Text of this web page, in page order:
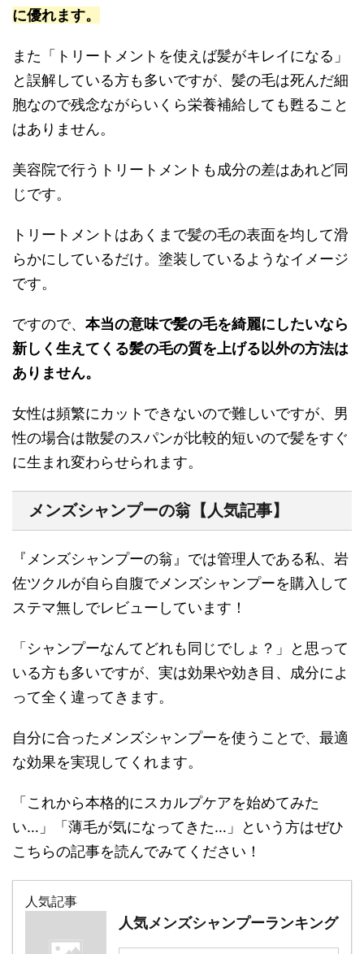
に優れます。
また 「トリートメントを使えば髪がキレイになる」
と誤解している方も多いですが、髪の毛は死んだ細
胞なので残念ながらいくら栄養補給しても甦ること
はありません。
美容院で行うトリートメントも成分の差はあれど同
じです。
トリートメントはあくまで髪の毛の表面を均して滑
らかにしているだけ。塗装しているようなイメージ
です。
ですので、 本当の意味で髪の毛を綺麗にしたいなら
新しく生えてくる髪の毛の質を上げる以外の方法は
ありません。
女性は頻繁にカットできないので難しいですが、男
性の場合は散髪のスパンが比較的短いので髪をすぐ
に生まれ変わらせられます。
メンズシャンプーの翁【人気記事】
『メンズシャンプーの翁』では管理人である私、岩
佐ツクルが自ら自腹でメンズシャンプーを購入して
ステマ無しでレビューしています！
「シャンプーなんてどれも同じでしょ？」と思って
いる方も多いですが、実は効果や効き目、成分によ
って全く違ってきます。
自分に合ったメンズシャンプーを使うことで、最適
な効果を実現してくれます。
「これから本格的にスカルプケアを始めてみた
い…」「薄毛が気になってきた…」という方はぜひ
こちらの記事を読んでみてください！
人気記事
人気メンズシャンプーランキング